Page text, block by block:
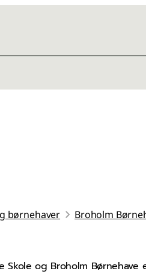
børnehaver Broholm
og Broholm